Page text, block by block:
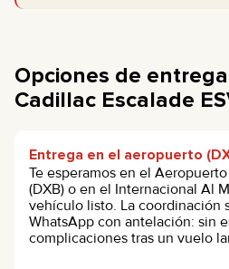
Opciones de
Cadillac Escalade
Entrega en el aeropuerto
Te esperamos en el
(DXB) o en el Internacional Al
vehículo listo. La coordinación
WhatsApp con antelación: sin
complicaciones tras un vuelo